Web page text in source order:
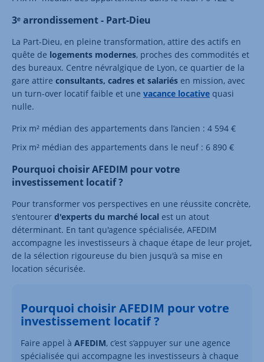
3ᵉ arrondissement - Part-Dieu
La Part-Dieu, en pleine transformation, attire des actifs en
quête de logements modernes, proches des commodités et
des bureaux. Centre névralgique de Lyon, ce quartier de la
gare attire consultants, cadres et salariés en mission, avec
un turn-over locatif faible et une vacance locative quasi
nulle.
Prix m² médian des appartements dans l’ancien : 4 594 €
Prix m² médian des appartements dans le neuf : 6 890 €
Pourquoi choisir AFEDIM pour votre
investissement locatif ?
Pour transformer vos perspectives en une réussite concrète,
s'entourer d'experts du marché local est un atout
déterminant. En tant qu'agence spécialisée, AFEDIM
accompagne les investisseurs à chaque étape de leur projet,
de la sélection rigoureuse du bien jusqu'à sa mise en
location sécurisée.
Pourquoi choisir AFEDIM pour votre
investissement locatif ?
Faire appel à AFEDIM, c’est s’appuyer sur une agence
spécialisée qui accompagne les investisseurs à chaque